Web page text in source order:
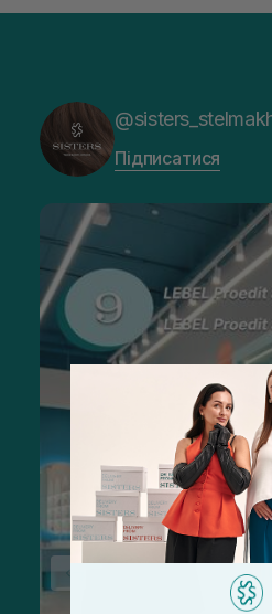
Підписатися